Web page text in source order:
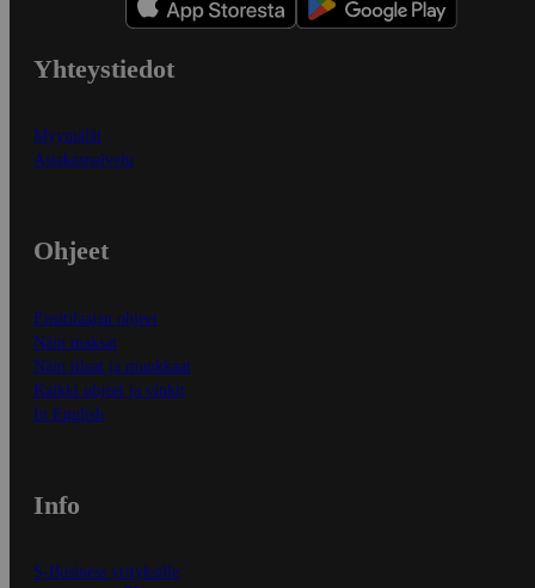
Yhteystiedot
Myymälät
Asiakaspalvelu
Ohjeet
Ensitilaajan ohjeet
Näin maksat
Näin tilaat ja muokkaat
Kaikki ohjeet ja vinkit
In English
Info
S-Business yrityksille